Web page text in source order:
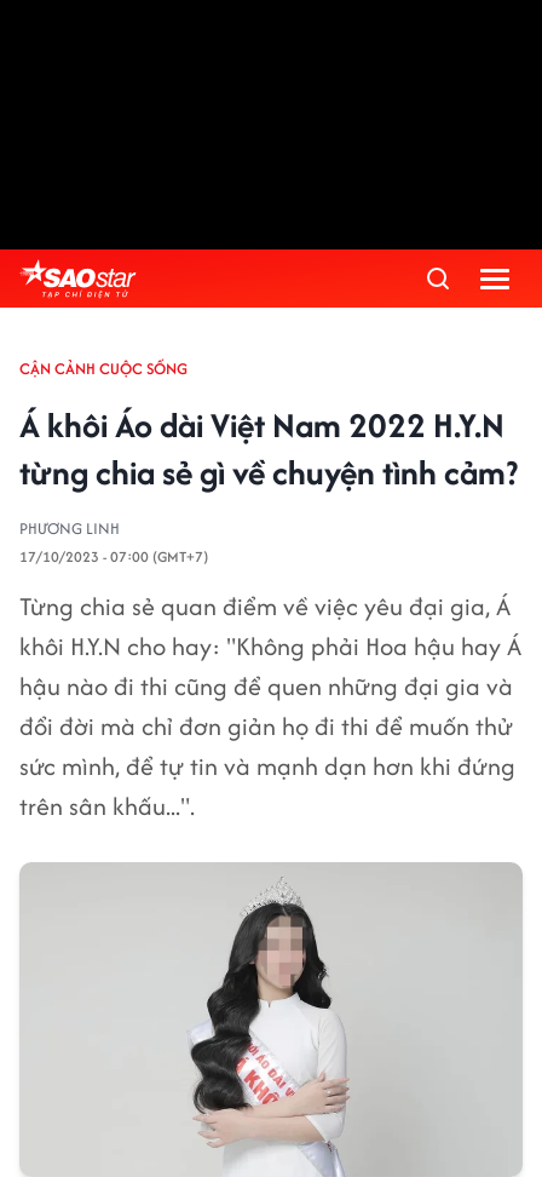
CẬN CẢNH CUỘC SỐNG
Á khôi Áo dài Việt Nam 2022 H.Y.N
từng chia sẻ gì về chuyện tình cảm?
PHƯƠNG LINH
17/10/2023 - 07:00 (GMT+7)
Từng chia sẻ quan điểm về việc yêu đại gia, Á
khôi H.Y.N cho hay: "Không phải Hoa hậu hay Á
hậu nào đi thi cũng để quen những đại gia và
đổi đời mà chỉ đơn giản họ đi thi để muốn thử
sức mình, để tự tin và mạnh dạn hơn khi đứng
trên sân khấu...".